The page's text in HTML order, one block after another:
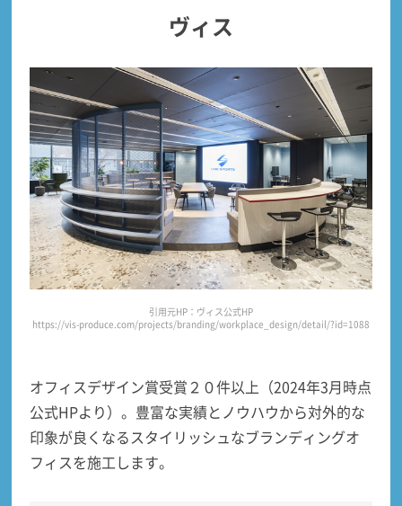
ヴィス
引用元HP：ヴィス公式HP
https://vis-produce.com/projects/branding/workplace_design/detail/?id=1088
オフィスデザイン賞受賞２０件以上（2024年3月時点
公式HPより）。豊富な実績とノウハウから対外的な
印象が良くなるスタイリッシュなブランディングオ
フィスを施工します。